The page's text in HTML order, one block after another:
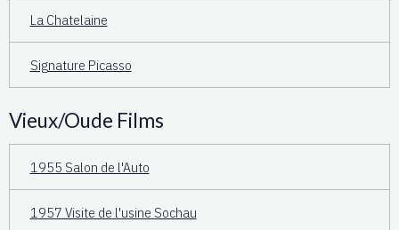
La Chatelaine
Signature Picasso
Vieux/Oude Films
1955 Salon de l'Auto
1957 Visite de l'usine Sochau